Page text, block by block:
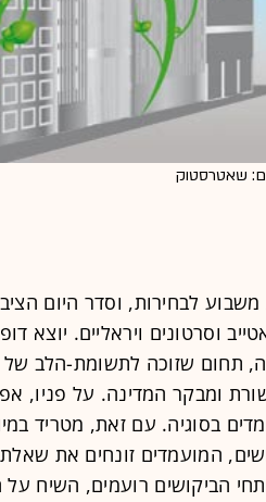
שאטרסטוק
לבחירות, וסדר היום
וסרטונים ויראליים. יוצא
תחום שזוכה לתשומת-הלב של
ומבקר המדינה. על פניו,
בסוגיה. עם זאת, מטריד
המועמדים זונחים את
הביקושים רועמים, השיח על